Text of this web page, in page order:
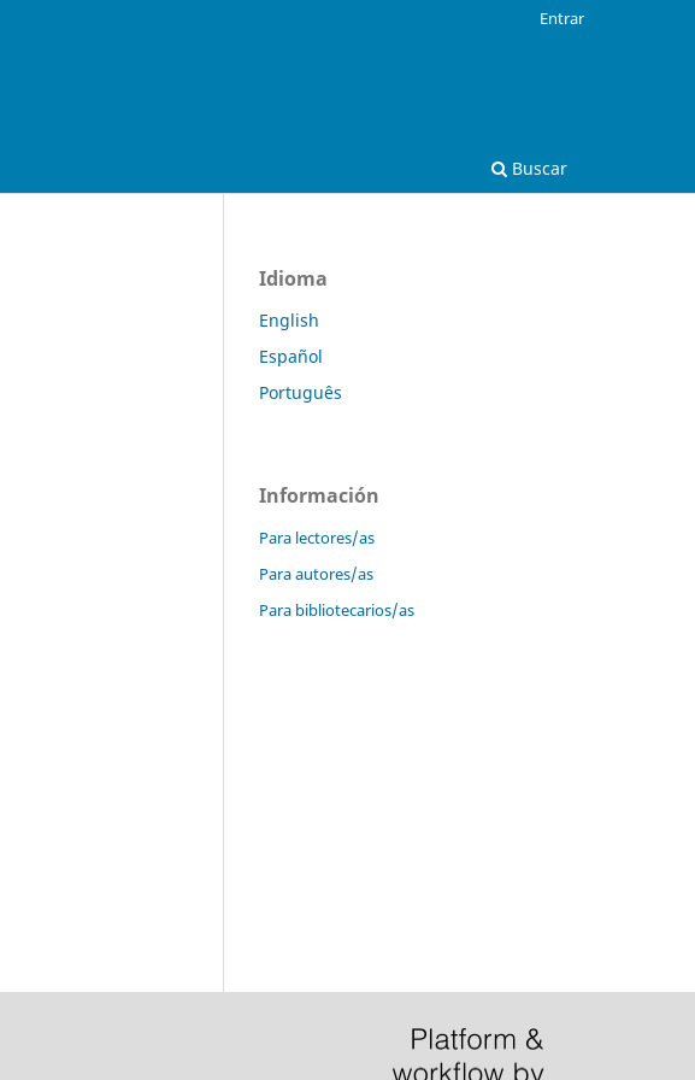
Buscar
Entrar
Idioma
English
Español
Português
Información
Para lectores/as
Para autores/as
Para bibliotecarios/as